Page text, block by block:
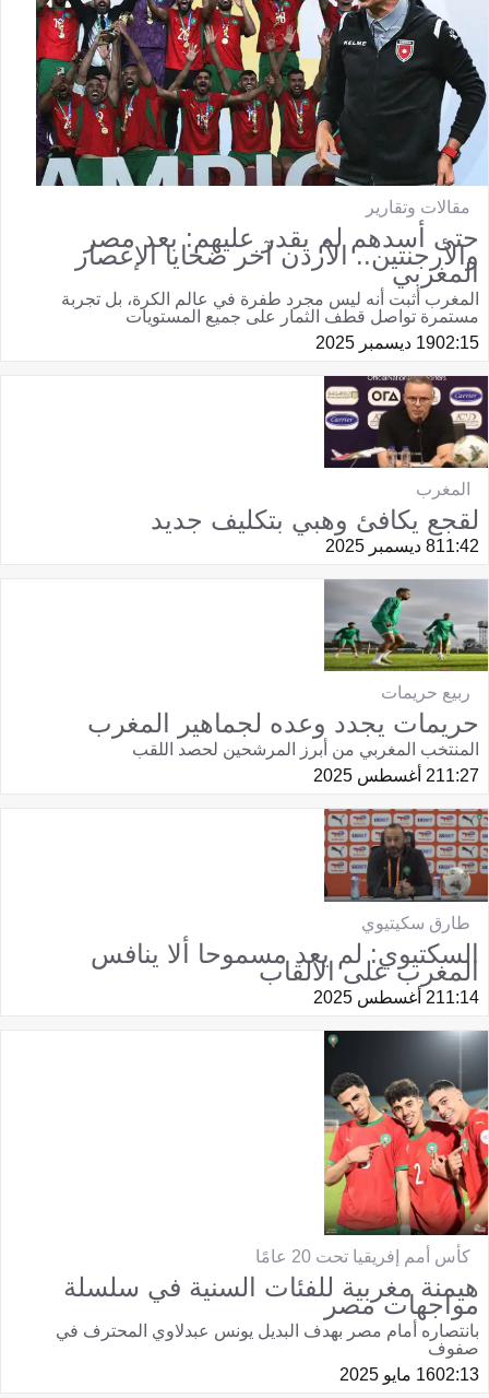
مقالات وتقارير
حتى أسدهم لم يقدر عليهم: بعد مصر
والأرجنتين.. الأردن آخر ضحايا الإعصار
المغربي
المغرب أثبت أنه ليس مجرد طفرة في عالم الكرة، بل تجربة
مستمرة تواصل قطف الثمار على جميع المستويات
02:1519 ديسمبر 2025
المغرب
لقجع يكافئ وهبي بتكليف جديد
11:428 ديسمبر 2025
ربيع حريمات
حريمات يجدد وعده لجماهير المغرب
المنتخب المغربي من أبرز المرشحين لحصد اللقب
11:272 أغسطس 2025
طارق سكيتيوي
السكتيوي: لم يعد مسموحا ألا ينافس
المغرب على الألقاب
11:142 أغسطس 2025
كأس أمم إفريقيا تحت 20 عامًا
هيمنة مغربية للفئات السنية في سلسلة
مواجهات مصر
بانتصاره أمام مصر بهدف البديل يونس عبدلاوي المحترف في
صفوف
02:1316 مايو 2025